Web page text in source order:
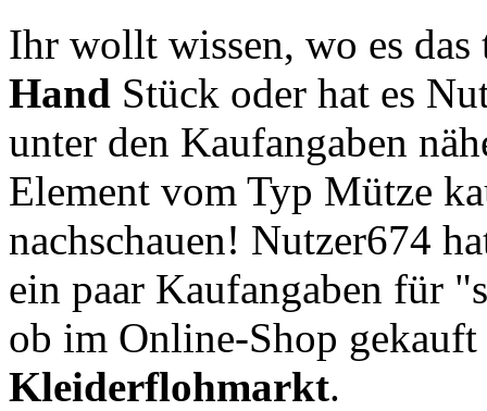
Ihr wollt wissen, wo es
Hand Stück oder hat es
unter den Kaufangaben
Element vom Typ Mütze
nachschauen! Nutzer674
ein paar Kaufangaben für
ob im Online-Shop
Kleiderflohmarkt.